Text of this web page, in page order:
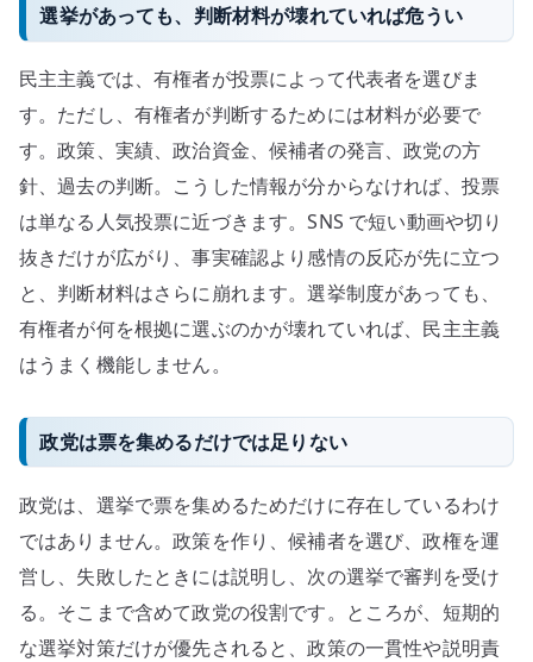
選挙があっても、判断材料が壊れていれば危うい
民主主義では、有権者が投票によって代表者を選びま
す。ただし、有権者が判断するためには材料が必要で
す。政策、実績、政治資金、候補者の発言、政党の方
針、過去の判断。こうした情報が分からなければ、投票
は単なる人気投票に近づきます。SNS で短い動画や切り
抜きだけが広がり、事実確認より感情の反応が先に立つ
と、判断材料はさらに崩れます。選挙制度があっても、
有権者が何を根拠に選ぶのかが壊れていれば、民主主義
はうまく機能しません。
政党は票を集めるだけでは足りない
政党は、選挙で票を集めるためだけに存在しているわけ
ではありません。政策を作り、候補者を選び、政権を運
営し、失敗したときには説明し、次の選挙で審判を受け
る。そこまで含めて政党の役割です。ところが、短期的
な選挙対策だけが優先されると、政策の一貫性や説明責